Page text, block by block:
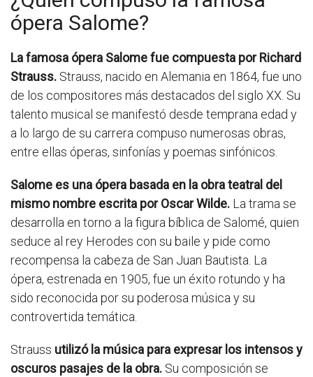
ópera Salome?
La famosa ópera Salome fue compuesta por Richard
Strauss. Strauss, nacido en Alemania en 1864, fue uno
de los compositores más destacados del siglo XX. Su
talento musical se manifestó desde temprana edad y
a lo largo de su carrera compuso numerosas obras,
entre ellas óperas, sinfonías y poemas sinfónicos.
Salome es una ópera basada en la obra teatral del
mismo nombre escrita por Oscar Wilde. La trama se
desarrolla en torno a la figura bíblica de Salomé, quien
seduce al rey Herodes con su baile y pide como
recompensa la cabeza de San Juan Bautista. La
ópera, estrenada en 1905, fue un éxito rotundo y ha
sido reconocida por su poderosa música y su
controvertida temática.
Strauss utilizó la música para expresar los intensos y
oscuros pasajes de la obra. Su composición se